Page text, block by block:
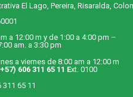
El Lago, Pereira, Risaralda,
a 12:00 m y de 1:00 a 4:00 pm –
am. a 3:30 pm
a viernes de 8:00 am a 12:00 m
606 311 65 11 Ext. 0100
311 65 11